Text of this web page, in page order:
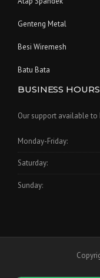
Genteng Metal
Besi Wiremesh
Batu Bata
BUSINESS HOURS
Our support available to
Monday-Friday:
Saturday:
Sunday: